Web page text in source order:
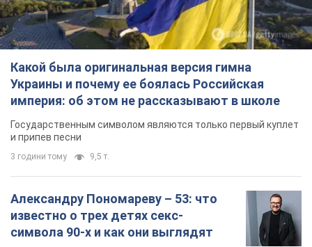
Какой была оригинальная версия гимна
Украины и почему ее боялась Российская
империя: об этом не рассказывают в школе
Государственным символом являются только первый куплет
и припев песни
3 години тому 9,5 т.
Александру Пономареву – 53: что
известно о трех детях секс-
символа 90-х и как они выглядят